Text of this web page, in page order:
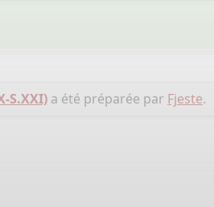
S.XXI)a été préparée par Fjeste.